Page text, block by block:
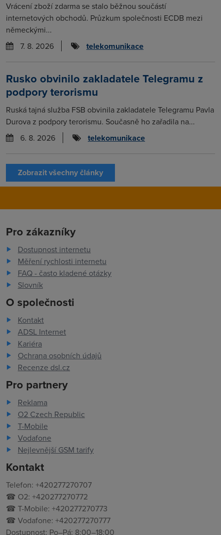
Vrácení zboží zdarma se stalo běžnou součástí
internetových obchodů. Průzkum společnosti ECDB mezi
německými...
7. 8. 2026
telekomunikace
Rusko obvinilo zakladatele Telegramu z
podpory terorismu
Ruská tajná služba FSB obvinila zakladatele Telegramu Pavla
Durova z podpory terorismu. Současně ho zařadila na...
6. 8. 2026
telekomunikace
Zobrazit všechny články
Pro zákazníky
Dostupnost internetu
Měření rychlosti internetu
FAQ - často kladené otázky
Slovník
O společnosti
Kontakt
ADSL Internet
Kariéra
Ochrana osobních údajů
Recenze dsl.cz
Pro partnery
Reklama
O2 Czech Republic
T-Mobile
Vodafone
Nejlevnější GSM tarify
Kontakt
Telefon: +420277270707
☎ O2: +420277270772
☎ T-Mobile: +420277270773
☎ Vodafone: +420277270777
Dostupnost: Po–Pá: 8:00–18:00